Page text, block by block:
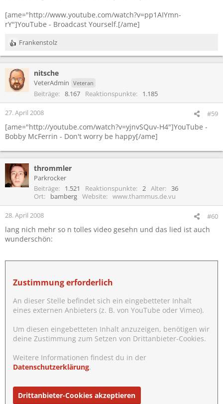
[ame="http://www.youtube.com/watch?v=pp1AIYmn-
rY"]YouTube - Broadcast Yourself.[/ame]
R
e
k
t
i
n
e
n
:
Frankenstolz
nitsche
VeterAdmin Veteran
Beiträge 8.167 Reaktionspunkte 1.185
27. April 2008 #59
[ame="http://youtube.com/watch?v=yjnvSQuv-H4"]YouTube -
Bobby McFerrin - Don't worry be happy[/ame]
thrommler
Parkrocker
Beiträge
1.521 Reaktionspunkte 2 Alter
36
Ort
bamberg Website www.thammus.de.vu
28. April 2008 #60
lang nich mehr so n tolles video gesehn und das lied ist auch
wunderschön:
Zustimmung erforderlich
An dieser Stelle befindet sich ein eingebetteter Inhalt
eines externen Anbieters (z. B. von YouTube oder Vimeo).
Um diesen eingebetteten Inhalt anzuzeigen, benötigen wir
deine Zustimmung zum Setzen von Drittanbieter-Cookies.
Weitere Informationen findest du in der
Datenschutzerklärung.
Drittanbieter-Cookies akzeptieren